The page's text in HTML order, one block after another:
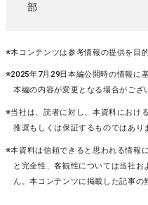
部
※本コンテンツは参考情報の提供を目
※2025年7月29日本編公開時の情報に
本編の内容が変更となる場合がござ
※当社は、読者に対し、本資料におけ
推奨もしくは保証するものではあり
※本資料は信頼できると思われる情報
と完全性、客観性については当社
ん。本コンテンツに掲載した記事の